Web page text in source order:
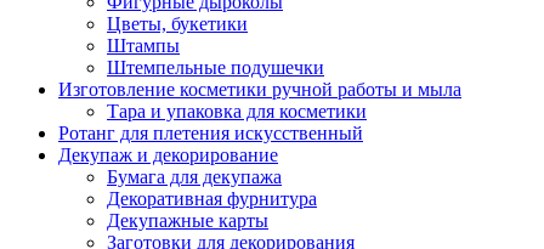
Цветы, букетики
Штампы
Штемпельные подушечки
Изготовление косметики ручной работы и мыла
Тара и упаковка для косметики
Ротанг для плетения искусственный
Декупаж и декорирование
Бумага для декупажа
Декоративная фурнитура
Декупажные карты
Заготовки для декорирования